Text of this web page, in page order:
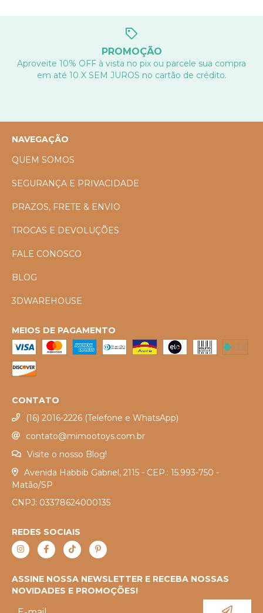
PROMOÇÃO
Aproveite 10% OFF à vista no pix ou parcele sua compra
em até 10 X SEM JUROS no cartão de crédito.
NAVEGAÇÃO
QUEM SOMOS
SEGURANÇA E PRIVACIDADE
PRAZOS, FRETE & ENVIO
TROCAS E DEVOLUÇÕES
FALE CONOSCO
BLOG
3DWAREHOUSE
MEIOS DE PAGAMENTO
CONTATO
(16) 2016-2226 (Telefone e WhatsApp)
contato@mimootoys.com.br
Visite o nosso Blog!
Avenida Habbib Gabriel, 2115 - CEP.: 15.993-750 -
Matão/SP
CNPJ: 03378624000135
REDES SOCIAIS
ASSINE NOSSA NEWSLETTER E RECEBA NOSSAS
NOVIDADES E PROMOÇÕES!